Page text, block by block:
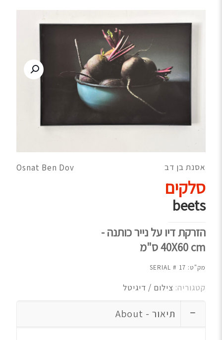
אסנת בן דב Osnat Ben Dov
סלקים
beets
הזרקת דיו על נייר כותנה -
40X60 cm ס"מ
מק"ט: 17
קטגוריה: צילום / דיגיטל
תיאור - About